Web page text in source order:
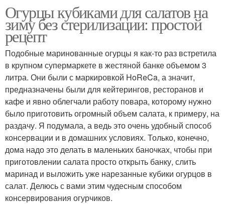
Огурцы кубиками для салатов на
зиму без стерилизации: простой
рецепт
Подобные маринованные огурцы я как-то раз встретила
в крупном супермаркете в жестяной банке объемом 3
литра. Они были с маркировкой HoReCa, а значит,
предназначены были для кейтерингов, ресторанов и
кафе и явно облегчали работу повара, которому нужно
было приготовить огромный объем салата, к примеру, на
раздачу. Я подумала, а ведь это очень удобный способ
консервации и в домашних условиях. Только, конечно,
дома надо это делать в маленьких баночках, чтобы при
приготовлении салата просто открыть банку, слить
маринад и выложить уже нарезанные кубики огурцов в
салат. Делюсь с вами этим чудесным способом
консервирования огурчиков.